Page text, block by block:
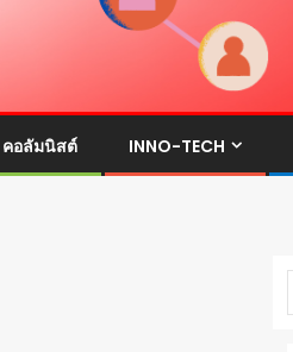
คอลัมนิสต์ INNO-TECH